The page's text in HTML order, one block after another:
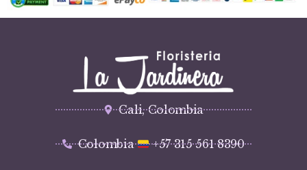
Cali, Colombia
Colombia +57 315 561 8390